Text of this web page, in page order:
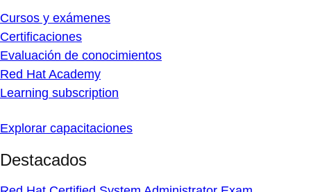
Servicios
Consultoría
Capacitación para partners
Soporte de productos
Gestión de cuentas técnicas
Aprender más